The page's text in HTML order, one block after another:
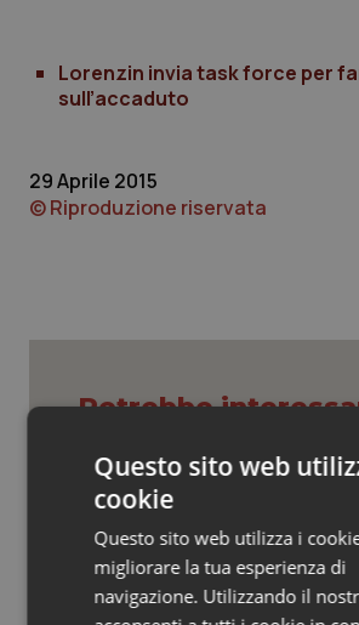
Valle D’Aosta
Oncodermatologia
Oncologia & Nutrizione
Quotidiano Cardiologia
Quotidiano Chirurgia
Quotidiano Oncologia
Quotidiano Pediatria
Rene & patologie urogenitali
Lorenzin invia task force per
sull’accaduto
29 Aprile 2015
© Riproduzione riservata
Potrebbe
Decreto Pnrr. Ok
via libera al nuovo
I e proroga antincendio
ospedali
Questo sito web
cookie
Questo sito web utilizza i
migliorare la tua esperienza di
navigazione. Utilizzando il